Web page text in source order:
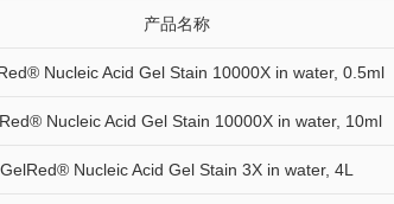
产品名称
Nucleic Acid Gel Stain 10000X in water, 0.5ml
Nucleic Acid Gel Stain 10000X in water, 10ml
GelRed® Nucleic Acid Gel Stain 3X in water, 4L